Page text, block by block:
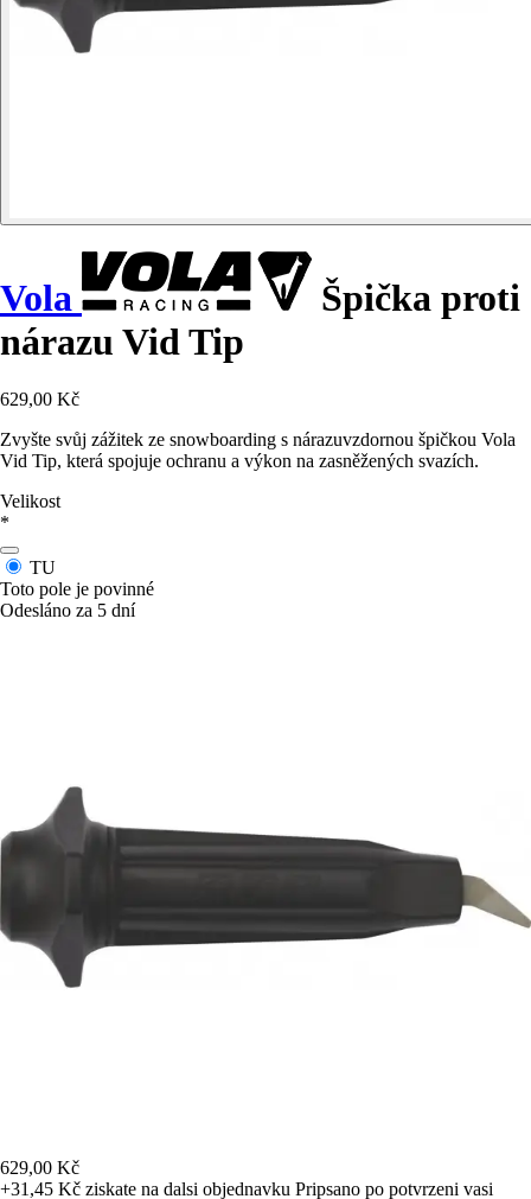
Vola
Špička proti
nárazu Vid Tip
629,00 Kč
Zvyšte svůj zážitek ze snowboarding s nárazuvzdornou špičkou Vola
Vid Tip, která spojuje ochranu a výkon na zasněžených svazích.
Velikost
*
TU
Toto pole je povinné
Odesláno za 5 dní
629,00 Kč
+31,45 Kč ziskate na dalsi objednavku Pripsano po potvrzeni vasi